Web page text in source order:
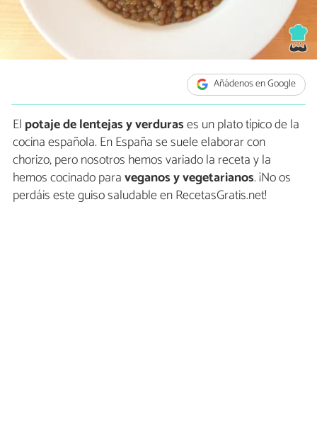
Añádenos en Google
El potaje de lentejas y verdurases un plato típico de la
cocina española. En España se suele elaborar con
chorizo, pero nosotros hemos variado la receta y la
hemos cocinado paraveganos y vegetarianos. ¡No os
perdáis este guiso saludable en RecetasGratis.net!